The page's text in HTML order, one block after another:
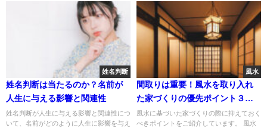
姓名判断
姓名判断は当たるのか？名前が
人生に与える影響と関連性
姓名判断が人生に与える影響と関連性につ
いて、名前がどのように人生に影響を与え
風水
間取りは重要！風水を取り入れ
た家づくりの優先ポイント３つ
と特徴
風水に基づいた家づくりの際に抑えておく
べきポイントをご紹介しています。 風水